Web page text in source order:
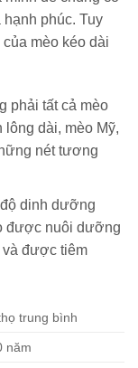
phúc. Tuy
mèo kéo dài
phải tất cả mèo
lông dài, mèo Mỹ,
nét tương
dinh dưỡng
được nuôi dưỡng
được tiêm
trung bình
năm